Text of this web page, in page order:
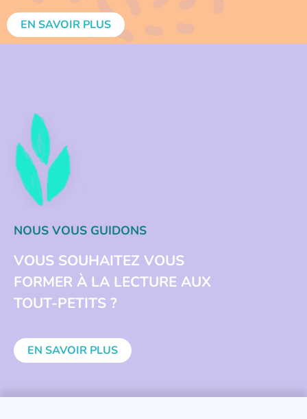
EN SAVOIR PLUS
NOUS VOUS GUIDONS
VOUS SOUHAITEZ VOUS
FORMER À LA LECTURE AUX
TOUT-PETITS ?
EN SAVOIR PLUS